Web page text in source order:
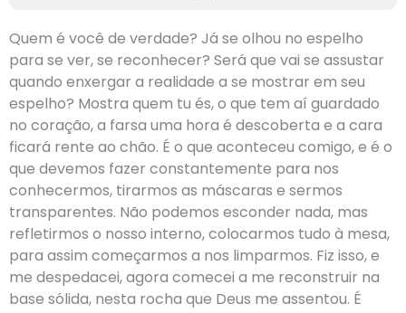
Quem é você de verdade? Já se olhou no espelho
para se ver, se reconhecer? Será que vai se assustar
quando enxergar a realidade a se mostrar em seu
espelho? Mostra quem tu és, o que tem aí guardado
no coração, a farsa uma hora é descoberta e a cara
ficará rente ao chão. É o que aconteceu comigo, e é o
que devemos fazer constantemente para nos
conhecermos, tirarmos as máscaras e sermos
transparentes. Não podemos esconder nada, mas
refletirmos o nosso interno, colocarmos tudo à mesa,
para assim começarmos a nos limparmos. Fiz isso, e
me despedacei, agora comecei a me reconstruir na
base sólida, nesta rocha que Deus me assentou. É